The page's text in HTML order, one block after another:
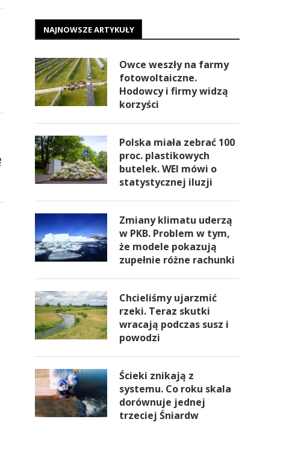
NAJNOWSZE ARTYKUŁY
Owce weszły na farmy
fotowoltaiczne.
Hodowcy i firmy widzą
korzyści
Polska miała zebrać 100
proc. plastikowych
butelek. WEI mówi o
statystycznej iluzji
Zmiany klimatu uderzą
w PKB. Problem w tym,
że modele pokazują
zupełnie różne rachunki
Chcieliśmy ujarzmić
rzeki. Teraz skutki
wracają podczas susz i
powodzi
Ścieki znikają z
systemu. Co roku skala
dorównuje jednej
trzeciej Śniardw